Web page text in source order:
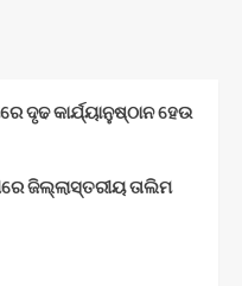
କାର୍ଯ୍ୟାନୁଷ୍ଠାନ ହେଉ
ଜିଲ୍ଲାସ୍ତରୀୟ ତାଲିମ